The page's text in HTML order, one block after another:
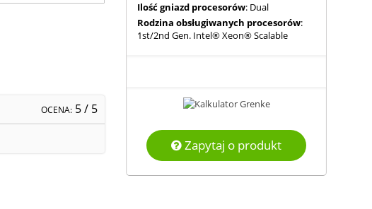
OCENA: 5/ 5
Ilość gniazd procesorów: Dual
Rodzina obsługiwanych procesorów:
1st/2nd Gen. Intel® Xeon® Scalable
Zapytaj o produkt